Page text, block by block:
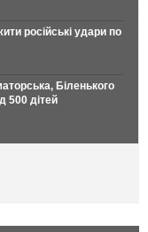
російські удари по
Біленького
500 дітей